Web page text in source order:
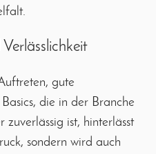
gute
die in der Branche
zuverlässig ist, hinterlässt
sondern wird auch